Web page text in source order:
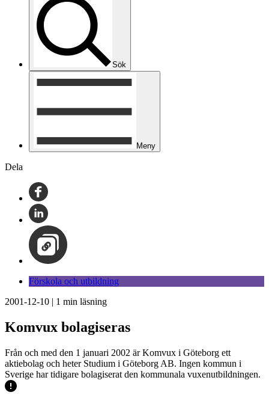
Sök
Meny
Dela
Förskola och utbildning
2001-12-10 | 1 min läsning
Komvux bolagiseras
Från och med den 1 januari 2002 är Komvux i Göteborg ett
aktiebolag och heter Studium i Göteborg AB. Ingen kommun i
Sverige har tidigare bolagiserat den kommunala vuxenutbildningen.